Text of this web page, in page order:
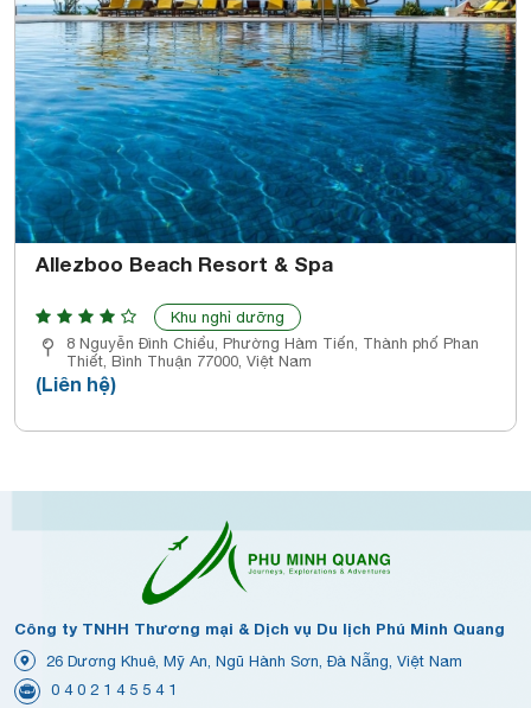
Allezboo Beach Resort & Spa
Khu nghỉ dưỡng
8 Nguyễn Đình Chiểu, Phường Hàm Tiến, Thành phố Phan
Thiết, Bình Thuận 77000, Việt Nam
(Liên hệ)
Công ty TNHH Thương mại & Dịch vụ Du lịch Phú Minh Quang
26 Dương Khuê, Mỹ An, Ngũ Hành Sơn, Đà Nẵng, Việt Nam
0 4 0 2 1 4 5 5 4 1